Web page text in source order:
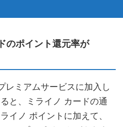
のポイント還元率が
レミアムサービスに加入し
と、ミライノ カードの通
イノ ポイントに加えて、